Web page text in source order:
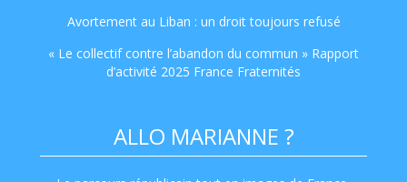
Avortement au Liban : un droit toujours refusé
« Le collectif contre l’abandon du commun » Rapport
d’activité 2025 France Fraternités
ALLO MARIANNE ?